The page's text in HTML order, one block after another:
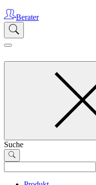
Berater
Suche